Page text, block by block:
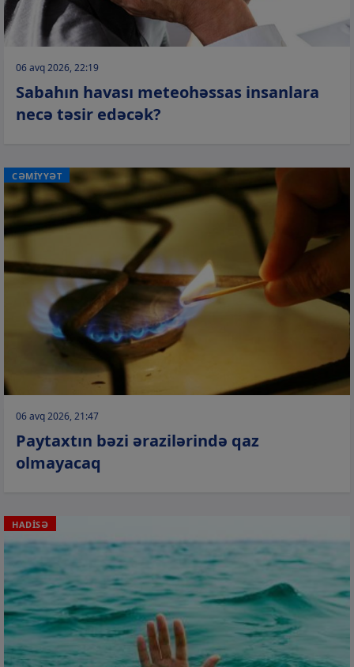
06 avq 2026, 22:19
Sabahın havası meteohəssas insanlara
necə təsir edəcək?
CƏMİYYƏT
06 avq 2026, 21:47
Paytaxtın bəzi ərazilərində qaz
olmayacaq
HADİSƏ